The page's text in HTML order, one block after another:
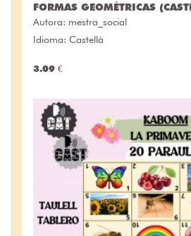
FORMAS GEOMÉTRICAS
Autora: mestra_social
Idioma: Castellà
3.09 €